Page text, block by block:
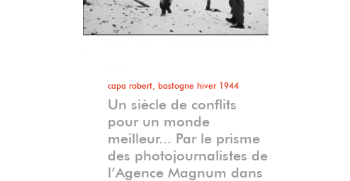
capa robert, bastogne hiver 1944
Un siècle de conflits
pour un monde
meilleur... Par le prisme
des photojournalistes de
l’Agence Magnum dans